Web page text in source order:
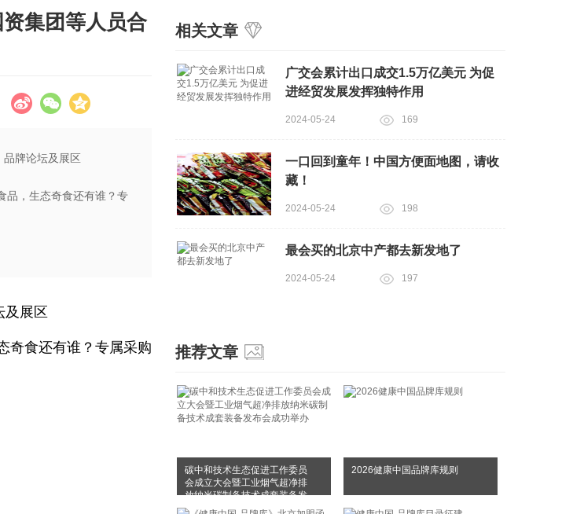
集团等人员合
牌论坛及展区
品，生态奇食还有谁？专
及展区
奇食还有谁？专属采购
相关文章
广交会累计出口成交1.5万亿美元 为促
进经贸发展发挥独特作用
2024-05-24 169
一口回到童年！中国方便面地图，请收
藏！
2024-05-24 198
最会买的北京中产都去新发地了
2024-05-24 197
推荐文章
碳中和技术生态促进工作委员
会成立大会暨工业烟气超净排
放纳米碳制备技术成套装备发
布会成功举办
2026健康中国品牌库规则